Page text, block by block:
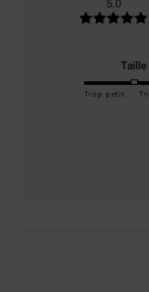
5.0
Taille
Trop petit